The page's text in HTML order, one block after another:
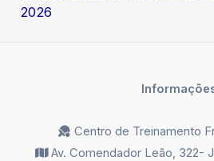
2026
Centro de Treinamento
Av. Comendador Leão, 322-